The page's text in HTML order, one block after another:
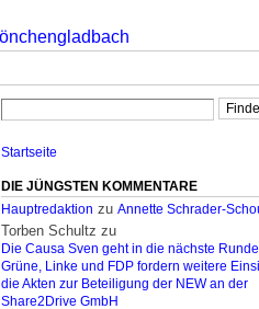
Startseite
DIE JÜNGSTEN KOMMENTARE
Hauptredaktion zu Annette Schrader-
Torben Schultz zu
Die Causa Sven geht in die nächste
Grüne, Linke und FDP fordern weitere
die Akten zur Beteiligung der NEW an der
Share2Drive GmbH